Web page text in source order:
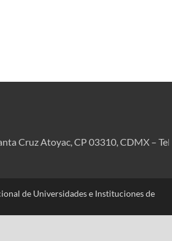
Cruz Atoyac, CP 03310, CDMX –
de Universidades e Instituciones de